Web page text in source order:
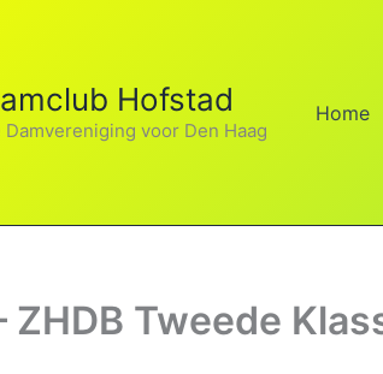
Hofstad
Damvereniging voor Den Haag
Home
ZHDB Tweede